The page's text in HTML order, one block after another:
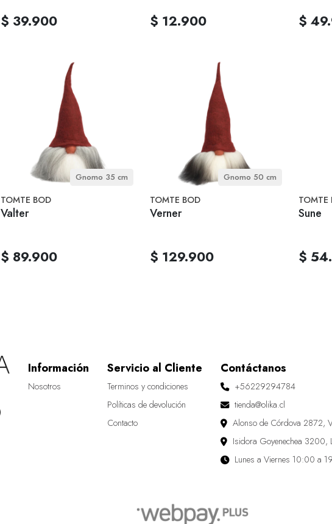
$ 39.900 $ 12.900 $
Gnomo 35 cm
TOMTE BOD
Valter
$ 89.900
Gnomo 50 cm
TOMTE BOD
Verner
$ 129.900
TOMTE
Sune
$
Información
Nosotros
Servicio al Cliente
Terminos y condiciones
Políticas de devolución
Contacto
Contáctanos
+56229294784
tienda@olika.cl
Alonso de Córdova 2872,
Isidora Goyenechea 3200,
Lunes a Viernes 10:00 a